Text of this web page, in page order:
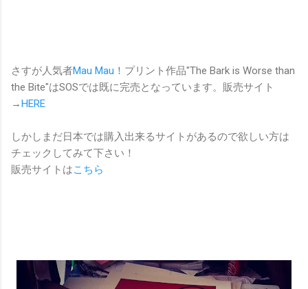
さすが人気者Mau Mau ！プリント作品"The Bark is Worse than
the Bite"はSOSでは既に完売となっています。販売サイト
→HERE
しかしまだ日本では購入出来るサイトがあるので欲しい方は
チェックしてみて下さい！
販売サイトはこちら